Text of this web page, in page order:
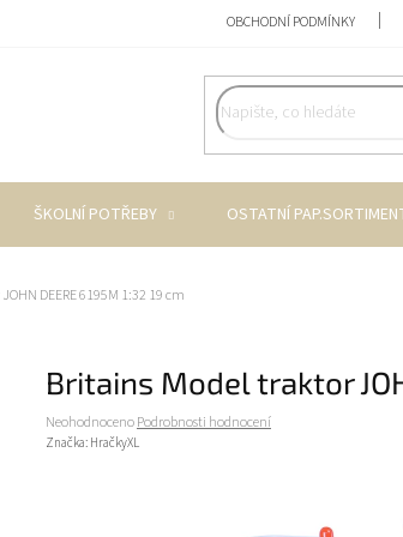
OBCHODNÍ PODMÍNKY
ŠKOLNÍ POTŘEBY OSTATNÍ
DEERE 6195M 1:32 19 cm
Britains Model traktor
Průměrné
hodnocení
NeohodnocenoPodrobnosti hodnocení
Značka: HračkyXL